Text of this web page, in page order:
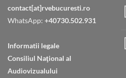
contact[at]rvebucuresti.ro
WhatsApp: +40730.502.931
Informatii legale
Consiliul Naţional al
Audiovizualului